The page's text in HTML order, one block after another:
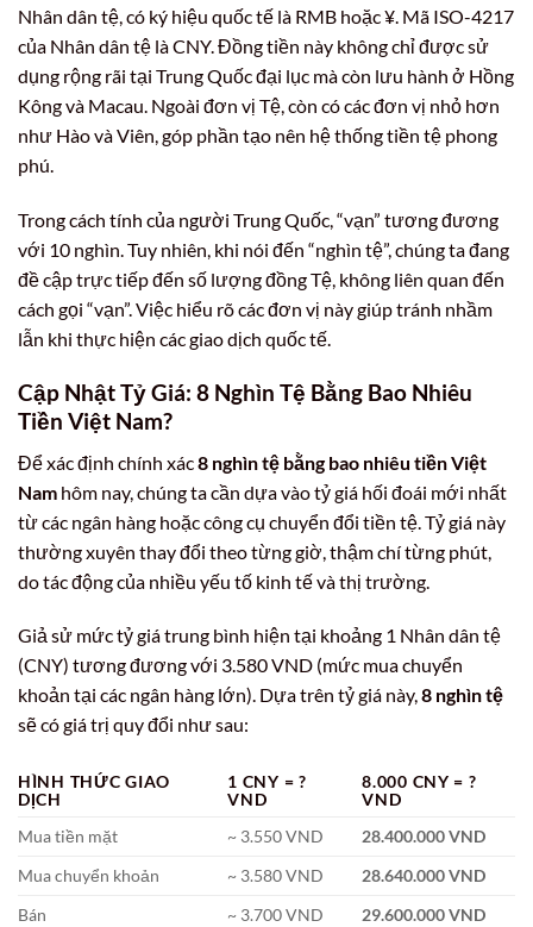
Nhân dân tệ, có ký hiệu quốc tế là RMB hoặc ¥. Mã ISO-4217
của Nhân dân tệ là CNY. Đồng tiền này không chỉ được sử
dụng rộng rãi tại Trung Quốc đại lục mà còn lưu hành ở Hồng
Kông và Macau. Ngoài đơn vị Tệ, còn có các đơn vị nhỏ hơn
như Hào và Viên, góp phần tạo nên hệ thống tiền tệ phong
phú.
Trong cách tính của người Trung Quốc, “vạn” tương đương
với 10 nghìn. Tuy nhiên, khi nói đến “nghìn tệ”, chúng ta đang
đề cập trực tiếp đến số lượng đồng Tệ, không liên quan đến
cách gọi “vạn”. Việc hiểu rõ các đơn vị này giúp tránh nhầm
lẫn khi thực hiện các giao dịch quốc tế.
Cập Nhật Tỷ Giá: 8 Nghìn Tệ Bằng Bao Nhiêu
Tiền Việt Nam?
Để xác định chính xác8 nghìn tệ bằng bao nhiêu tiền Việt
Nam hôm nay, chúng ta cần dựa vào tỷ giá hối đoái mới nhất
từ các ngân hàng hoặc công cụ chuyển đổi tiền tệ. Tỷ giá này
thường xuyên thay đổi theo từng giờ, thậm chí từng phút,
do tác động của nhiều yếu tố kinh tế và thị trường.
Giả sử mức tỷ giá trung bình hiện tại khoảng 1 Nhân dân tệ
(CNY) tương đương với 3.580 VND (mức mua chuyển
khoản tại các ngân hàng lớn). Dựa trên tỷ giá này,8 nghìn tệ
sẽ có giá trị quy đổi như sau:
HÌNH THỨC GIAO
DỊCH
1 CNY = ?
VND
8.000 CNY = ?
VND
Mua tiền mặt
~ 3.550 VND
28.400.000 VND
Mua chuyển khoản
~ 3.580 VND
28.640.000 VND
Bán
~ 3.700 VND 29.600.000 VND